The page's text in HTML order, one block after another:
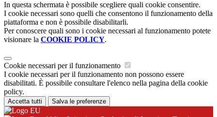
In questa schermata è possibile scegliere quali cookie consentire.
I cookie necessari sono quelli che consentono il funzionamento della
piattaforma e non è possibile disabilitarli.
Per conoscere quali sono i cookie necessari al funzionamento potete
visionare la COOKIE POLICY.
Cookie necessari per il funzionamento
I cookie necessari per il funzionamento non possono essere
disabilitati. È possibile consultare l'elenco nella pagina della cookie
policy.
Accetta tutti Salva le preferenze